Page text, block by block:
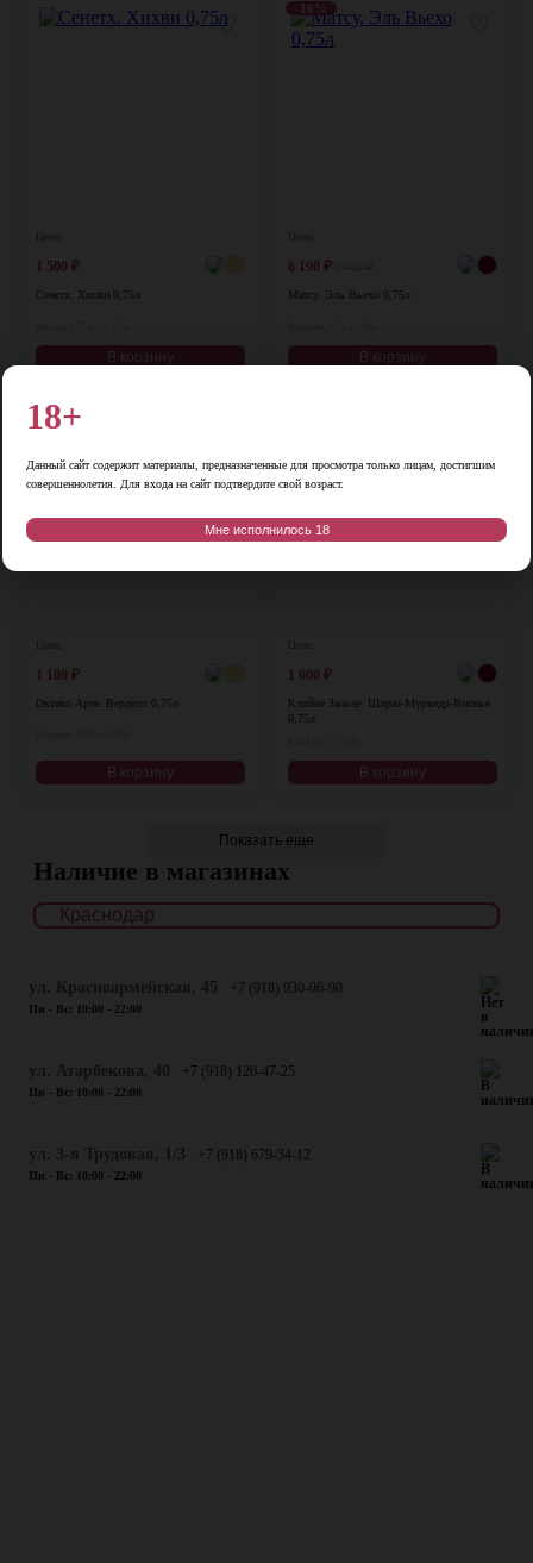
♡
1 500 ₽
Сенетх. Хихви 0,75л
В корзину
-16%
6 190 ₽
Матсу. Эль Вьехо 0,75л
В корзину
1 100 ₽
Октаво Арте. Вердехо 0,75л
В корзину
1 600 ₽
Кляйне Зальзе. Шираз-Мурведр-Вионье
0,75л
В корзину
Показать еще
Наличие в магазинах
+7 (918) 930-06-90
Пн - Вс: 10:00 - 22:00
+7 (918) 120-47-25
Пн - Вс: 10:00 - 22:00
+7 (918) 679-34-12
Пн - Вс: 10:00 - 22:00
18+
Данный сайт содержит материалы, предназначенные для просмотра только лицам, достигшим
совершеннолетия. Для входа на сайт подтвердите свой возраст.
Мне исполнилось 18